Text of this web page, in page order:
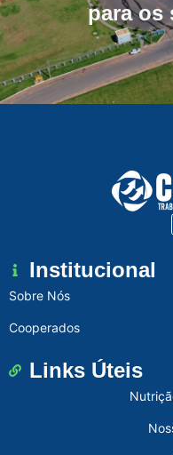
para os
Institucional
Sobre Nós
Cooperados
Links Úteis